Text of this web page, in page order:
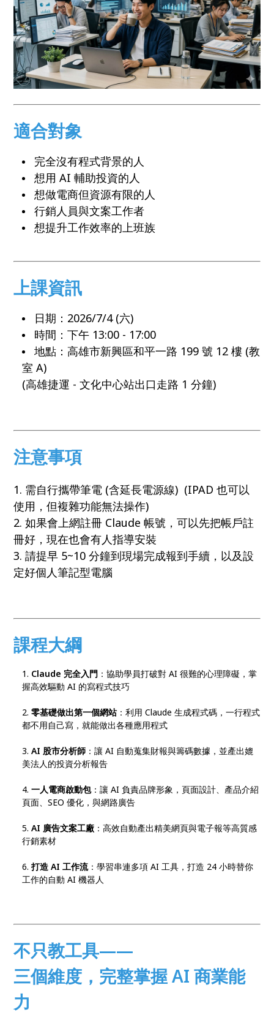
適合對象
完全沒有程式背景的人
想用 AI 輔助投資的人
想做電商但資源有限的人
行銷人員與文案工作者
想提升工作效率的上班族
上課資訊
日期：2026/7/4 (六)
時間：下午 13:00 - 17:00
地點：高雄市新興區和平一路 199 號 12 樓 (教
室 A)
​(高雄捷運 - 文化中心站出口走路 1 分鐘)
注意事項
1. 需自行攜帶筆電 (含延長電源線) (IPAD 也可以
使用，但複雜功能無法操作)
2. 如果會上網註冊 Claude 帳號，可以先把帳戶註
冊好，現在也會有人指導安裝
3. 請提早 5~10 分鐘到現場完成報到手續，以及設
定好個人筆記型電腦
課程大綱
Claude 完全入門 ：協助學員打破對 AI 很難的心理障礙，掌
握高效驅動 AI 的寫程式技巧
零基礎做出第一個網站：利用 Claude 生成程式碼，一行程式
都不用自己寫，就能做出各種應用程式
AI 股市分析師 ：讓 AI 自動蒐集財報與籌碼數據，並產出媲
美法人的投資分析報告
一人電商啟動包：讓 AI 負責品牌形象，頁面設計、產品介紹
頁面、SEO 優化，與網路廣告
AI 廣告文案工廠 ：高效自動產出精美網頁與電子報等高質感
行銷素材
打造 AI 工作流：學習串連多項 AI 工具，打造 24 小時替你
工作的自動 AI 機器人
不只教工具——
三個維度，完整掌握 AI 商業能
力